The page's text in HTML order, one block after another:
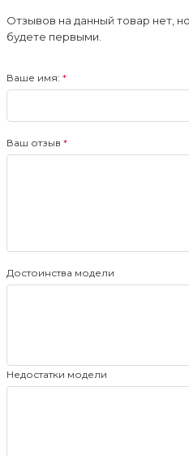
Отзывов на данный товар нет,
будете первыми.
Ваше имя:
Ваш отзыв
Достоинства модели
Недостатки модели